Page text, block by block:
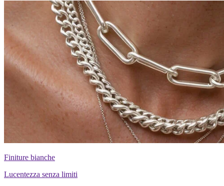
Finiture bianche
Lucentezza senza limiti